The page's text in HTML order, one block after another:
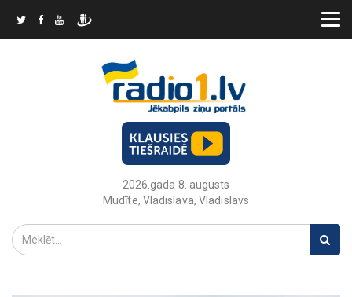
2026.gada 8. augusts
Mudīte, Vladislava, Vladislavs